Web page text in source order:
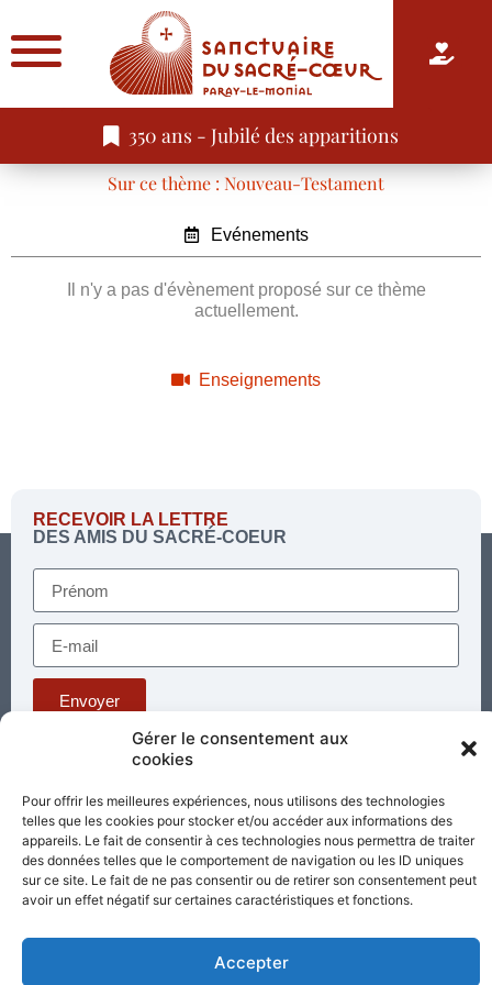
Gérer le consentement aux
cookies
Pour offrir les meilleures expériences, nous utilisons des technologies
telles que les cookies pour stocker et/ou accéder aux informations des
appareils. Le fait de consentir à ces technologies nous permettra de traiter
des données telles que le comportement de navigation ou les ID uniques
sur ce site. Le fait de ne pas consentir ou de retirer son consentement peut
avoir un effet négatif sur certaines caractéristiques et fonctions.
Accepter
350 ans - Jubilé des apparitions
Sur ce thème : Nouveau-Testament
Evénements
Il n'y a pas d'évènement proposé sur ce thème
actuellement.
Enseignements
RECEVOIR LA LETTRE
DES AMIS DU SACRÉ-COEUR
Envoyer
E-mail :
standard@sacrecoeur-paray.org
Paray TV
Agenda Nous contacter
Nos
partenaires
Mentions
légales
Partagez cette page